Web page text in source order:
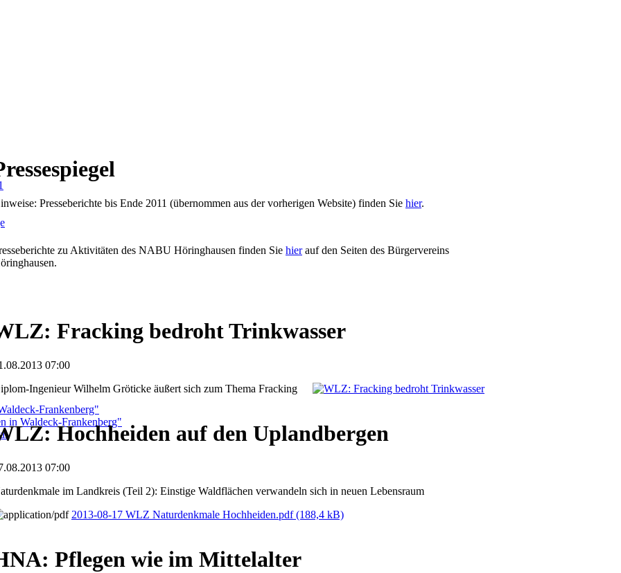
Frankenberg"
in Waldeck-Frankenberg"
Presseberichte bis Ende 2011 (übernommen aus der vorherigen Website) finden Sie hier.
zu Aktivitäten des NABU Höringhausen finden Sie hierauf den Seiten des Bürgervereins
Fracking bedroht Trinkwasser
07:00
Ingenieur Wilhelm Gröticke äußert sich zum Thema Fracking
Hochheiden auf den Uplandbergen
07:00
im Landkreis (Teil 2): Einstige Waldflächen verwandeln sich in neuen Lebensraum
2013-08-17 WLZ Naturdenkmale Hochheiden.pdf(188,4 kB)
Pflegen wie im Mittelalter